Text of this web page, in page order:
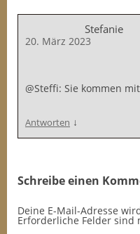
Stefanie
20. März 2023
@Steffi: Sie kommen
Antworten ↓
Schreibe einen
Deine E-Mail-Adresse
Erforderliche Felder sind